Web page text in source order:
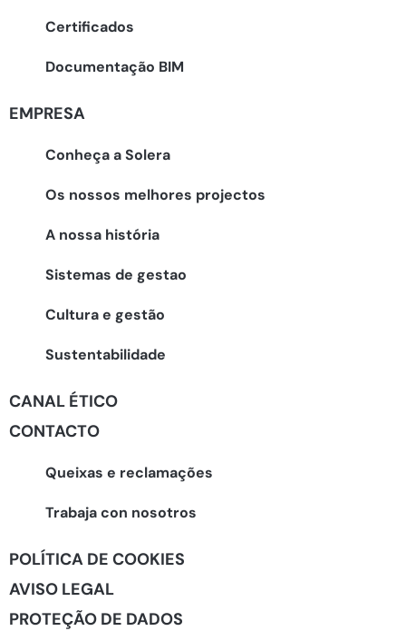
Certificados
Documentação BIM
EMPRESA
Conheça a Solera
Os nossos melhores projectos
A nossa história
Sistemas de gestao
Cultura e gestão
Sustentabilidade
CANAL ÉTICO
CONTACTO
Queixas e reclamações
Trabaja con nosotros
POLÍTICA DE COOKIES
AVISO LEGAL
PROTEÇÃO DE DADOS